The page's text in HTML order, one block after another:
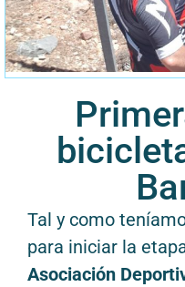
Tal y como
para iniciar la
Asociación